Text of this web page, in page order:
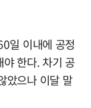
일 이내에 공정
한다. 차기 공
았으나 이달 말